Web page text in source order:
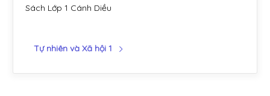
Sách Lớp 1 Cánh Diều
Tự nhiên và Xã hội 1